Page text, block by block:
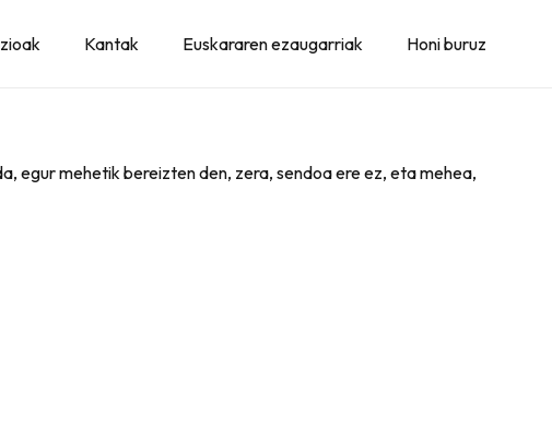
Kantak Euskararen ezaugarriak Honi buruz
egur mehetik bereizten den, zera, sendoa ere ez, eta mehea,